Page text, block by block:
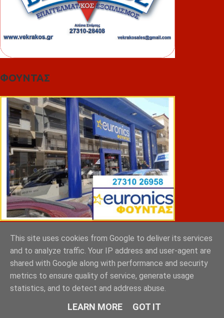
ΦΟΥΝΤΑΣ
ΣΠΥΡΑΚΗΣ ΠΑΝΑΓΙΩΤΗΣ & YIOI ΣΠΑΡΤΗ
This site uses cookies from Google to deliver its services
and to analyze traffic. Your IP address and user-agent are
shared with Google along with performance and security
metrics to ensure quality of service, generate usage
statistics, and to detect and address abuse.
LEARN MORE GOT IT